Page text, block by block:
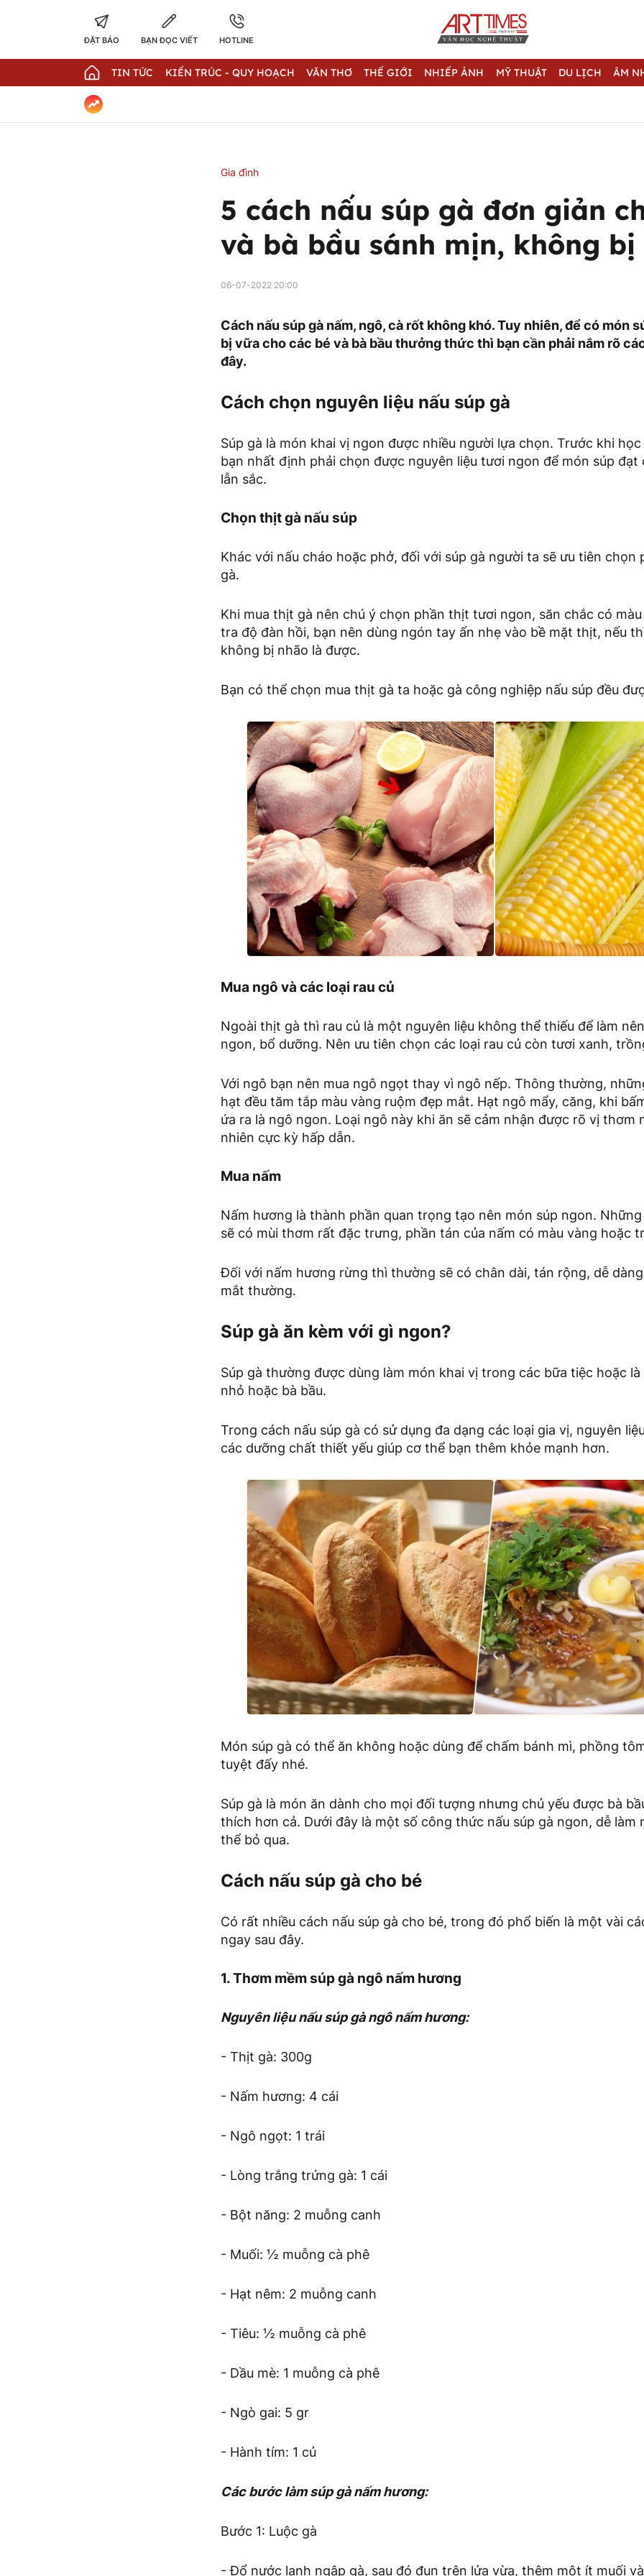
ĐẶT BÁO BẠN ĐỌC VIẾT HOTLINE
TIN TỨC KIẾN TRÚC - QUY HOẠCH VĂN THƠ THẾ GIỚI NHIẾP ẢNH MỸ THUẬT DU LỊCH ÂM
Gia đình
5 cách nấu súp gà đơn giản
và bà bầu sánh mịn, không bị
06-07-2022 20:00
Cách nấu súp gà nấm, ngô, cà rốt không khó. Tuy nhiên, để có món
bị vữa cho các bé và bà bầu thưởng thức thì bạn cần phải nắm rõ
đây.
Cách chọn nguyên liệu nấu súp gà
Súp gà là món khai vị ngon được nhiều người lựa chọn. Trước khi
bạn nhất định phải chọn được nguyên liệu tươi ngon để món súp đạt
lẫn sắc.
Chọn thịt gà nấu súp
Khác với nấu cháo hoặc phở, đối với súp gà người ta sẽ ưu tiên chọn
gà.
Khi mua thịt gà nên chú ý chọn phần thịt tươi ngon, săn chắc có
tra độ đàn hồi, bạn nên dùng ngón tay ấn nhẹ vào bề mặt thịt, nếu
không bị nhão là được.
Bạn có thể chọn mua thịt gà ta hoặc gà công nghiệp nấu súp đều
Mua ngô và các loại rau củ
Ngoài thịt gà thì rau củ là một nguyên liệu không thể thiếu để làm
ngon, bổ dưỡng. Nên ưu tiên chọn các loại rau củ còn tươi xanh,
Với ngô bạn nên mua ngô ngọt thay vì ngô nếp. Thông thường,
hạt đều tăm tắp màu vàng ruộm đẹp mắt. Hạt ngô mẩy, căng, khi
ứa ra là ngô ngon. Loại ngô này khi ăn sẽ cảm nhận được rõ vị thơm
nhiên cực kỳ hấp dẫn.
Mua nấm
Nấm hương là thành phần quan trọng tạo nên món súp ngon.
sẽ có mùi thơm rất đặc trưng, phần tán của nấm có màu vàng hoặc
Đối với nấm hương rừng thì thường sẽ có chân dài, tán rộng, dễ
mắt thường.
Súp gà ăn kèm với gì ngon?
Súp gà thường được dùng làm món khai vị trong các bữa tiệc hoặc là
nhỏ hoặc bà bầu.
Trong cách nấu súp gà có sử dụng đa dạng các loại gia vị, nguyên
các dưỡng chất thiết yếu giúp cơ thể bạn thêm khỏe mạnh hơn.
Món súp gà có thể ăn không hoặc dùng để chấm bánh mì, phồng
tuyệt đấy nhé.
Súp gà là món ăn dành cho mọi đối tượng nhưng chủ yếu được bà
thích hơn cả. Dưới đây là một số công thức nấu súp gà ngon, dễ làm
thể bỏ qua.
Cách nấu súp gà cho bé
Có rất nhiều cách nấu súp gà cho bé, trong đó phổ biến là một vài
ngay sau đây.
1. Thơm mềm súp gà ngô nấm hương
Nguyên liệu nấu súp gà ngô nấm hương:
- Thịt gà: 300g
- Nấm hương: 4 cái
- Ngô ngọt: 1 trái
- Lòng trắng trứng gà: 1 cái
- Bột năng: 2 muỗng canh
- Muối: ½ muỗng cà phê
- Hạt nêm: 2 muỗng canh
- Tiêu: ½ muỗng cà phê
- Dầu mè: 1 muỗng cà phê
- Ngò gai: 5 gr
- Hành tím: 1 củ
Các bước làm súp gà nấm hương:
Bước 1: Luộc gà
- Đổ nước lạnh ngập gà, sau đó đun trên lửa vừa, thêm một ít muối